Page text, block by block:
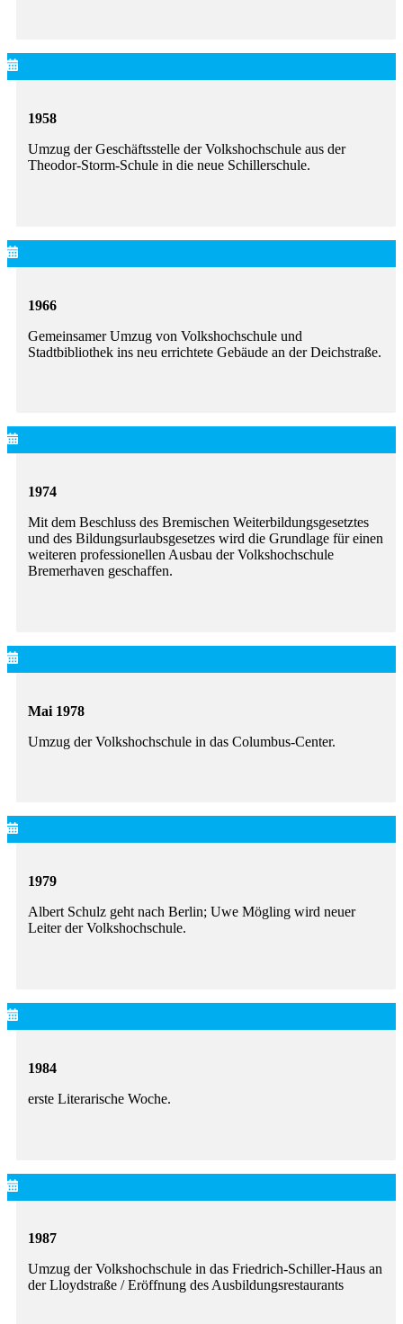
1958
Umzug der Geschäftsstelle der Volkshochschule aus der
Theodor-Storm-Schule in die neue Schillerschule.
1966
Gemeinsamer Umzug von Volkshochschule und
Stadtbibliothek ins neu errichtete Gebäude an der Deichstraße.
1974
Mit dem Beschluss des Bremischen Weiterbildungsgesetztes
und des Bildungsurlaubsgesetzes wird die Grundlage für einen
weiteren professionellen Ausbau der Volkshochschule
Bremerhaven geschaffen.
Mai 1978
Umzug der Volkshochschule in das Columbus-Center.
1979
Albert Schulz geht nach Berlin; Uwe Mögling wird neuer
Leiter der Volkshochschule.
1984
erste Literarische Woche.
1987
Umzug der Volkshochschule in das Friedrich-Schiller-Haus an
der Lloydstraße / Eröffnung des Ausbildungsrestaurants